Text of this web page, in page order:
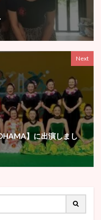
Next
】に出演しまし